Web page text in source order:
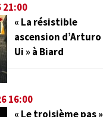
21:00
« La résistible
ascension d’Arturo
Ui » à Biard
16:00
« Le troisième pas »